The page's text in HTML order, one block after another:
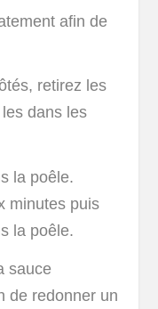
afin de
retirez les
dans les
la poêle.
minutes puis
la poêle.
sauce
de redonner un